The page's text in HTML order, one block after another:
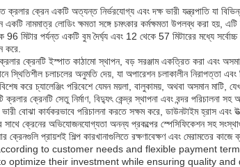
ক্রলার ক্রেন একটি অত্যন্ত নির্ভরযোগ্য এবং দক্ষ ভারী যন্ত্রপাতি যা
নামমাত্র লোডিং ক্ষমতা সঙ্গে চমৎকার কর্মক্ষমতা উপলব্ধ করা হয়,
মিটার পর্যন্ত একটি বুম দৈর্ঘ্য এবং 12 থেকে 57 মিটারের মধ্যে
করে.
ক্রলার ক্রেনটি ইস্পাত কাঠামো স্থাপন, বড় সরঞ্জাম একত্রিত করা এবং
স্থিতিশীল চলাচলের অনুমতি দেয়, যা অপারেশন চলাকালীন নিরাপত্তা
করে চ্যালেঞ্জিং পরিবেশে যেমন ময়লা, বালুকাময়, অথবা অসমান মাটি,
ক্রেনটি সেতু নির্মাণ, বিদ্যুৎ কেন্দ্র স্থাপনা এবং বন্দর পরিচালনা
ভারী বোঝা কার্যকরভাবে পরিচালনা করতে সক্ষম করে, ডাউনটাইম হ্রাস এবং
সাথে ক্রেনের অভিযোজনযোগ্যতা অনন্য প্রকল্পের স্পেসিফিকেশন সহ
ক্রেনগুলি প্রায়শই শিল্প কারখানাগুলিতে রক্ষণাবেক্ষণ এবং মেরামতের
to customer needs and flexible payment
optimize their investment while ensuring quality and